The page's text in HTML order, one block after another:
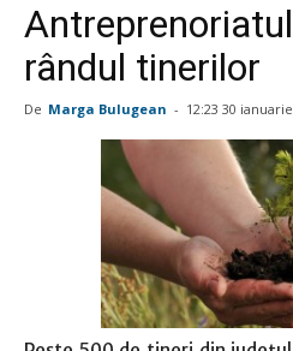
rândul tinerilor
De Marga Bulugean - 12:23 30